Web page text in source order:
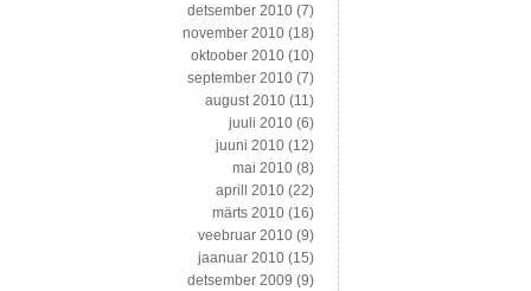
detsember 2010 (7)
november 2010 (18)
oktoober 2010 (10)
september 2010 (7)
august 2010 (11)
juuli 2010 (6)
juuni 2010 (12)
mai 2010 (8)
aprill 2010 (22)
märts 2010 (16)
veebruar 2010 (9)
jaanuar 2010 (15)
detsember 2009 (9)